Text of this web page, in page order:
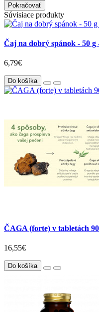
Pokračovať
Súvisiace produkty
Čaj na dobrý spánok - 50
6,79€
Do košíka
ČAGA (forte) v tabletách
16,55€
Do košíka